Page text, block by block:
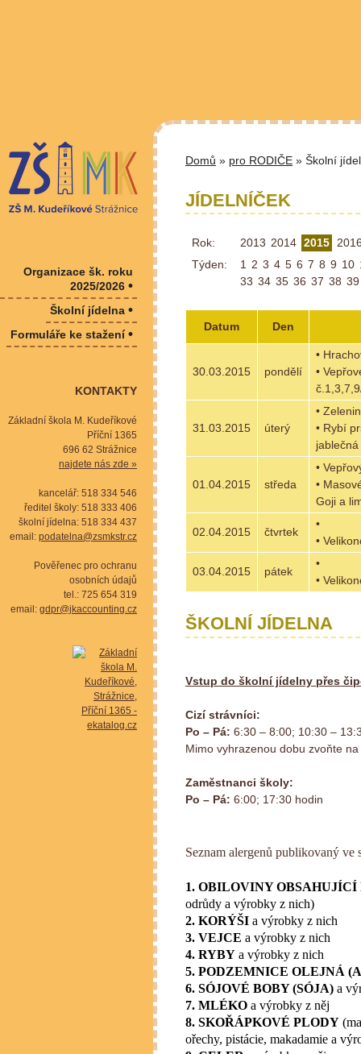
Domů » pro RODIČE » Školní
JÍDELNÍČEK
Rok: 2013 2014 2015
Týden:
1 2 3 4 5 6 7 8 9 10
33 34 35 36 37 38 39
Datum Den
30.03.2015 pondělí
•
•
31.03.2015 úterý
•
• Rybí
01.04.2015 středa
•
•
Goji a
02.04.2015 čtvrtek
•
•
03.04.2015 pátek
•
•
ŠKOLNÍ JÍDELNA
Vstup do školní jídelny přes
Cizí strávníci:
Po – Pá: 6:30 – 8:00; 10:30 –
Mimo vyhrazenou dobu zvoňte
Zaměstnanci školy:
Po – Pá: 6:00; 17:30 hodin
Seznam alergenů publikovaný
1. OBILOVINY OBSAHUJÍCÍ
odrůdy a výrobky z nich)
2. KORÝŠI a výrobky z nich
3. VEJCE a výrobky z nich
4. RYBY a výrobky z nich
5. PODZEMNICE OLEJNÁ
6. SÓJOVÉ BOBY (SÓJA) a
7. MLÉKO a výrobky z něj
8. SKOŘÁPKOVÉ PLODY
ořechy, pistácie, makadamie a
Organizace šk. roku
2025/2026 •
Školní jídelna •
Formuláře ke stažení•
KONTAKTY
Základní škola M. Kudeříkové
Příční 1365
696 62 Strážnice
najdete nás zde »
kancelář: 518 334 546
ředitel školy: 518 333 406
školní jídelna: 518 334 437
email: podatelna@zsmkstr.cz
Pověřenec pro ochranu
osobních údajů
tel.: 725 654 319
email: gdpr@jkaccounting.cz